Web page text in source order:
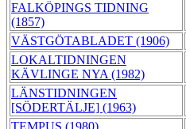
FALKÖPINGS TIDNING
(1857)
VÄSTGÖTABLADET (1906)
LOKALTIDNINGEN
KÄVLINGE NYA (1982)
LÄNSTIDNINGEN
[SÖDERTÄLJE] (1963)